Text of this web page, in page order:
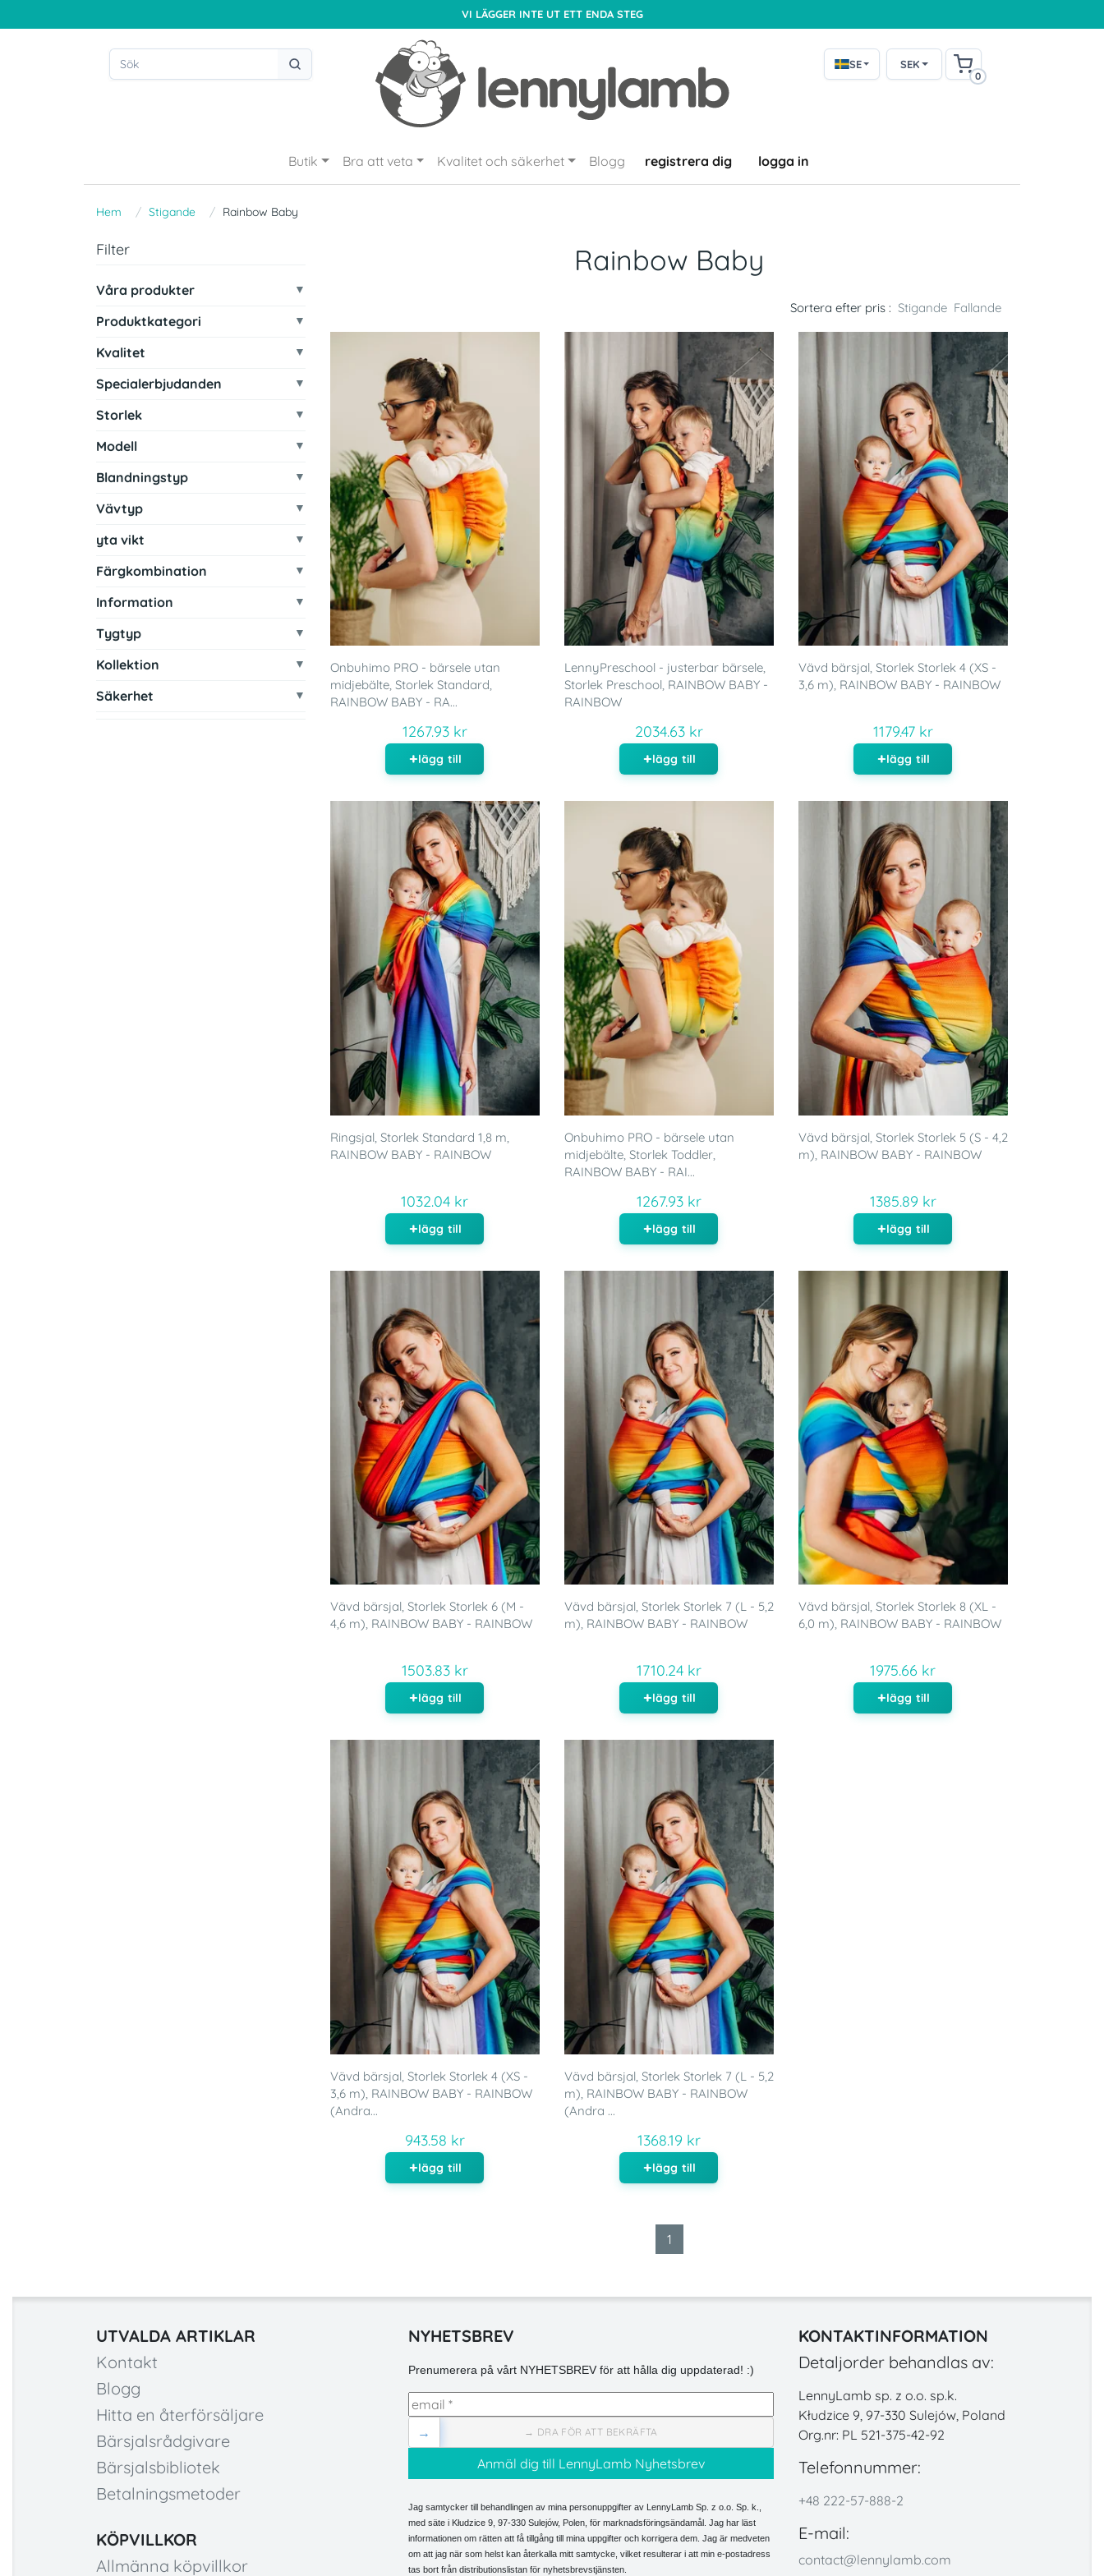
VI LÄGGER INTE UT ETT ENDA STEG
SE SEK
0
Butik Bra att veta Kvalitet och säkerhet Blogg registrera dig logga in
Hem Stigande Rainbow Baby
Filter
Våra produkter
Produktkategori
Kvalitet
Specialerbjudanden
Storlek
Modell
Blandningstyp
Vävtyp
yta vikt
Färgkombination
Information
Tygtyp
Kollektion
Säkerhet
Rainbow Baby
Sortera efter pris : Stigande Fallande
Onbuhimo PRO - bärsele utan
midjebälte, Storlek Standard,
RAINBOW BABY - RA...
1267.93 kr
lägg till
LennyPreschool - justerbar bärsele,
Storlek Preschool, RAINBOW BABY -
RAINBOW
2034.63 kr
lägg till
Vävd bärsjal, Storlek Storlek 4 (XS -
3,6 m), RAINBOW BABY - RAINBOW
1179.47 kr
lägg till
Ringsjal, Storlek Standard 1,8 m,
RAINBOW BABY - RAINBOW
1032.04 kr
lägg till
Onbuhimo PRO - bärsele utan
midjebälte, Storlek Toddler,
RAINBOW BABY - RAI...
1267.93 kr
lägg till
Vävd bärsjal, Storlek Storlek 5 (S - 4,2
m), RAINBOW BABY - RAINBOW
1385.89 kr
lägg till
Vävd bärsjal, Storlek Storlek 6 (M -
4,6 m), RAINBOW BABY - RAINBOW
1503.83 kr
lägg till
Vävd bärsjal, Storlek Storlek 7 (L - 5,2
m), RAINBOW BABY - RAINBOW
1710.24 kr
lägg till
Vävd bärsjal, Storlek Storlek 8 (XL -
6,0 m), RAINBOW BABY - RAINBOW
1975.66 kr
lägg till
Vävd bärsjal, Storlek Storlek 4 (XS -
3,6 m), RAINBOW BABY - RAINBOW
(Andra...
943.58 kr
lägg till
Vävd bärsjal, Storlek Storlek 7 (L - 5,2
m), RAINBOW BABY - RAINBOW
(Andra ...
1368.19 kr
lägg till
1
UTVALDA ARTIKLAR
Kontakt
Blogg
Hitta en återförsäljare
Bärsjalsrådgivare
Bärsjalsbibliotek
Betalningsmetoder
KÖPVILLKOR
Allmänna köpvillkor
NYHETSBREV
Prenumerera på vårt NYHETSBREV för att hålla dig uppdaterad! :)
→ DRA FÖR ATT BEKRÄFTA
→
Jag samtycker till behandlingen av mina personuppgifter av LennyLamb Sp. z o.o. Sp. k.,
med säte i Kłudzice 9, 97-330 Sulejów, Polen, för marknadsföringsändamål. Jag har läst
informationen om rätten att få tillgång till mina uppgifter och korrigera dem. Jag är medveten
om att jag när som helst kan återkalla mitt samtycke, vilket resulterar i att min e-postadress
tas bort från distributionslistan för nyhetsbrevstjänsten.
KONTAKTINFORMATION
Detaljorder behandlas av:
LennyLamb sp. z o.o. sp.k.
Kłudzice 9, 97-330 Sulejów, Poland
Org.nr: PL 521-375-42-92
Telefonnummer:
+48 222-57-888-2
E-mail:
contact@lennylamb.com